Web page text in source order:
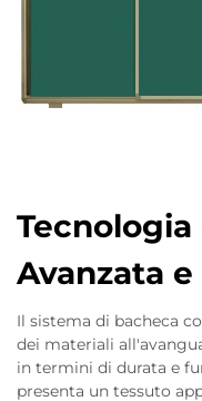
Avanzata
Il sistema di bacheca
dei materiali
in termini di durata e
presenta un tessuto